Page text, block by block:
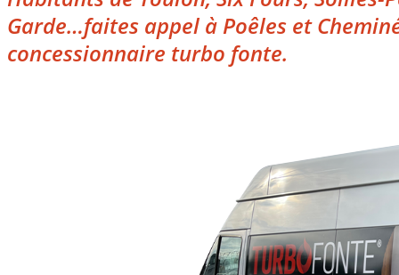
Garde…faites appel à Poêles et
concessionnaire turbo fonte.